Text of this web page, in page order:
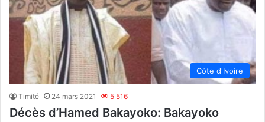
Côte d'Ivoire
Timité 24 mars 2021 5 516
Décès d’Hamed Bakayoko: Bakayoko